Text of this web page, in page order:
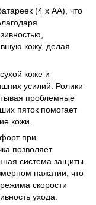
(4 х AA), что
кожу, делая
коже и
усилий. Ролики
проблемные
пяток помогает
кожи.
при
позволяет
система защиты
нажатии, что
скорости
ухода.